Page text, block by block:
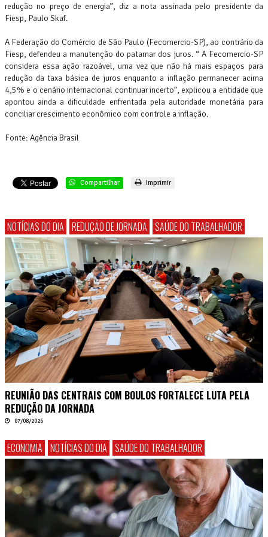
redução no preço de energia”, diz a nota assinada pelo presidente da
Fiesp, Paulo Skaf.
A Federação do Comércio de São Paulo (Fecomercio-SP), ao contrário da
Fiesp, defendeu a manutenção do patamar dos juros. “ A Fecomercio-SP
considera essa ação razoável, uma vez que não há mais espaços para
redução da taxa básica de juros enquanto a inflação permanecer acima
4,5% e o cenário internacional continuar incerto”, explicou a entidade que
apontou ainda a dificuldade enfrentada pela autoridade monetária para
conciliar crescimento econômico com controle a inflação.
Fonte: Agência Brasil
Compartilhar Imprimir
NOTÍCIAS DO DIA REDUÇÃO DE JORNADA SAÚDE DO TRABALHADOR
REUNIÃO DAS CENTRAIS COM BOULOS FORTALECE LUTA PELA
REDUÇÃO DA JORNADA
07/08/2026
ECONOMIA NOTÍCIAS DO DIA SAÚDE DO TRABALHADOR